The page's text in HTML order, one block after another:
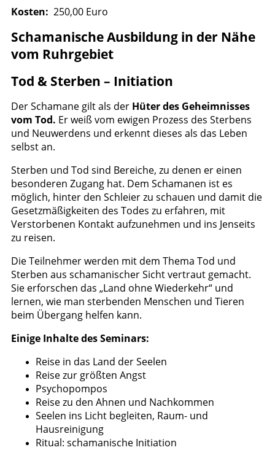
Kosten: 250,00 Euro
Schamanische Ausbildung in der Nähe
vom Ruhrgebiet
Tod & Sterben – Initiation
Der Schamane gilt als der Hüter des Geheimnisses
vom Tod. Er weiß vom ewigen Prozess des Sterbens
und Neuwerdens und erkennt dieses als das Leben
selbst an.
Sterben und Tod sind Bereiche, zu denen er einen
besonderen Zugang hat. Dem Schamanen ist es
möglich, hinter den Schleier zu schauen und damit die
Gesetzmäßigkeiten des Todes zu erfahren, mit
Verstorbenen Kontakt aufzunehmen und ins Jenseits
zu reisen.
Die Teilnehmer werden mit dem Thema Tod und
Sterben aus schamanischer Sicht vertraut gemacht.
Sie erforschen das „Land ohne Wiederkehr“ und
lernen, wie man sterbenden Menschen und Tieren
beim Übergang helfen kann.
Einige Inhalte des Seminars:
Reise in das Land der Seelen
Reise zur größten Angst
Psychopompos
Reise zu den Ahnen und Nachkommen
Seelen ins Licht begleiten, Raum- und
Hausreinigung
Ritual: schamanische Initiation